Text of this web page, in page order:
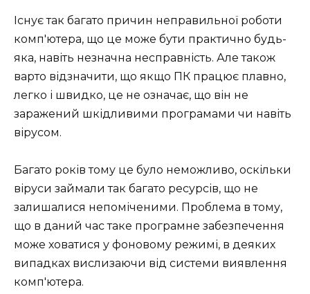
Існує так багато причин неправильної роботи
комп'ютера, що це може бути практично будь-
яка, навіть незначна несправність. Але також
варто відзначити, що якщо ПК працює плавно,
легко і швидко, це не означає, що він не
заражений шкідливими програмами чи навіть
вірусом.
Багато років тому це було неможливо, оскільки
віруси займали так багато ресурсів, що не
залишалися непоміченими. Проблема в тому,
що в даний час таке програмне забезпечення
може ховатися у фоновому режимі, в деяких
випадках вислизаючи від системи виявлення
комп'ютера.